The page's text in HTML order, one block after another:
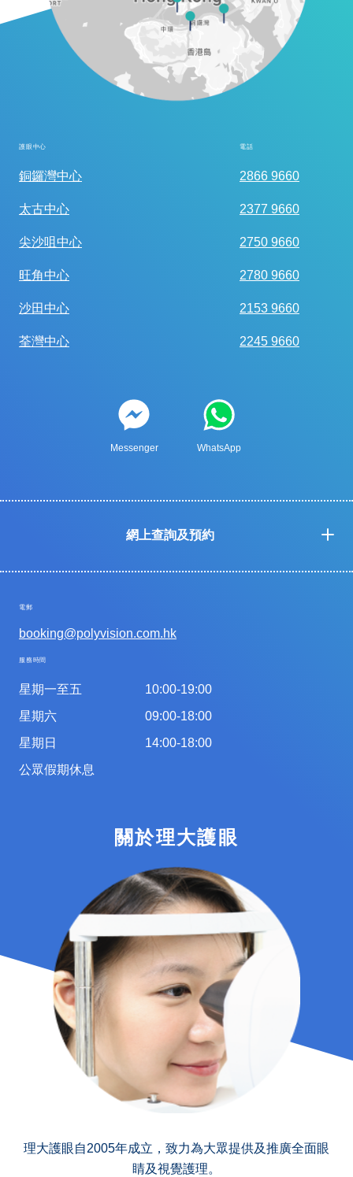
護眼中心 電話
銅鑼灣中心 2866 9660
太古中心 2377 9660
尖沙咀中心 2750 9660
旺角中心 2780 9660
沙田中心 2153 9660
荃灣中心 2245 9660
Messenger WhatsApp
網上查詢及預約
電郵
booking@polyvision.com.hk
服務時間
星期一至五
星期六
星期日
公眾假期休息
10:00-19:00
09:00-18:00
14:00-18:00
關於理大護眼
理大護眼自2005年成立，致力為大眾提供及推廣全面眼
睛及視覺護理。